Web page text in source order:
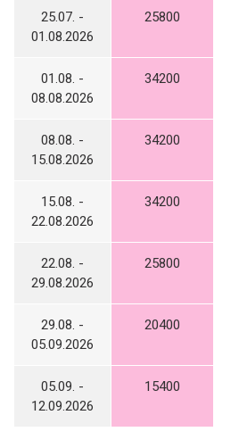
25.07. -
01.08.2026
25800
01.08. -
08.08.2026
34200
08.08. -
15.08.2026
34200
15.08. -
22.08.2026
34200
22.08. -
29.08.2026
25800
29.08. -
05.09.2026
20400
05.09. -
12.09.2026
15400